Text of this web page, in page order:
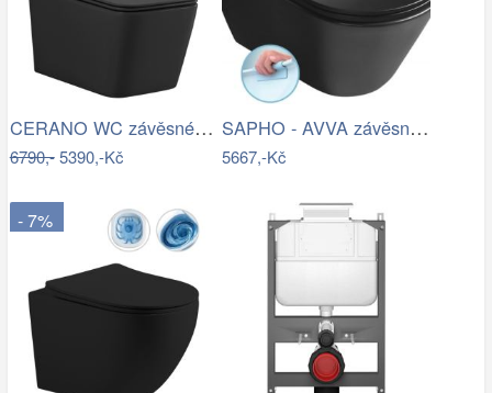
CERANO WC závěsné Forte, Rimless + Slim…
6790,-5390,-Kč
SAPHO - AVVA závěsná WC mísa, Rimless,…
5667,-Kč
- 7%